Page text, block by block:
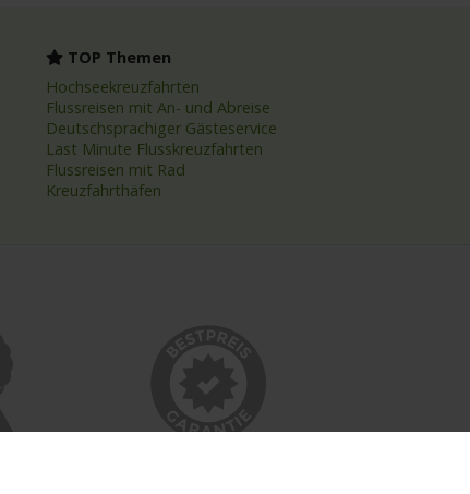
TOP Themen
Hochseekreuzfahrten
Flussreisen mit An- und Abreise
Deutschsprachiger Gästeservice
Last Minute Flusskreuzfahrten
Flussreisen mit Rad
Kreuzfahrthäfen